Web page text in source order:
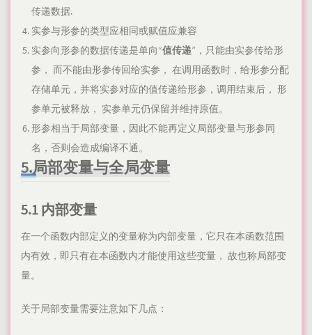
传递数据.
实参与形参的类型应相同或赋值应兼容
实参向形参的数据传递是单向“值传递”，只能由实参传给形
参， 而不能由形参传回给实参， 在调用函数时，给形参分配
存储单元，并将实参对应的值传递给形参，调用结束后， 形
参单元被释放， 实参单元仍保留并维持原值。
形参相当于局部变量，因此不能再定义局部变量与形参同
名，否则会造成编译不通。
5.局部变量与全局变量
5.1 内部变量
在一个函数内部定义的变量称为内部变量，它只在本函数范围
内有效，即只有在本函数内才能使用这些变量， 故也称局部变
量。
关于局部变量需要注意如下几点：